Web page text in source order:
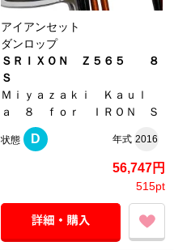
アイアンセット
ダンロップ
ＳＲＩＸＯＮ Ｚ５６５ ８
Ｓ
Ｍｉｙａｚａｋｉ Ｋａｕｌ
ａ ８ ｆｏｒ ＩＲＯＮ Ｓ
状態 D 年式 2016
56,747円
515pt